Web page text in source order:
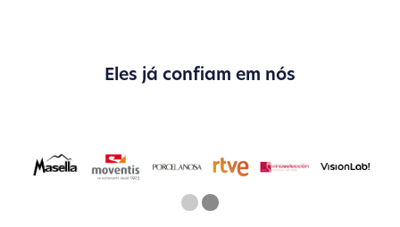
Eles já confiam em nós
OneTwo
Current Slide